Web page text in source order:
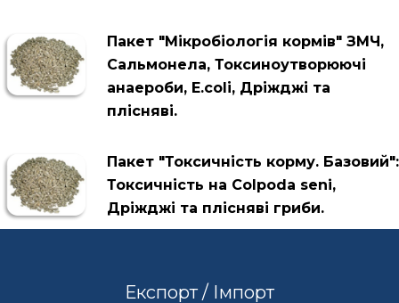
Пакет "Мікробіологія кормів" ЗМЧ,
Сальмонела, Токсиноутворюючі
анаероби, Е.colі, Дріжджі та
плісняві.
Пакет "Токсичність корму. Базовий":
Токсичність на Colpoda seni,
Дріжджі та плісняві гриби.
Експорт / Імпорт